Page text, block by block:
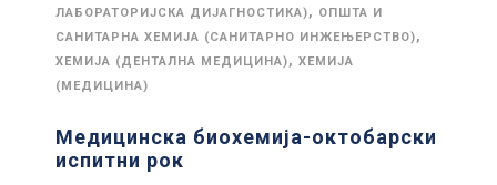
ЛАБОРАТОРИЈСКА ДИЈАГНОСТИКА), ОПШТА И
САНИТАРНА ХЕМИЈА (САНИТАРНО ИНЖЕЊЕРСТВО),
ХЕМИЈА (ДЕНТАЛНА МЕДИЦИНА), ХЕМИЈА
(МЕДИЦИНА)
Медицинска биохемија-октобарски
испитни рок